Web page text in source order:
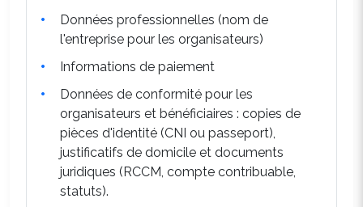
Données professionnelles (nom de
l'entreprise pour les organisateurs)
Informations de paiement
Données de conformité pour les
organisateurs et bénéficiaires : copies de
pièces d'identité (CNI ou passeport),
justificatifs de domicile et documents
juridiques (RCCM, compte contribuable,
statuts).